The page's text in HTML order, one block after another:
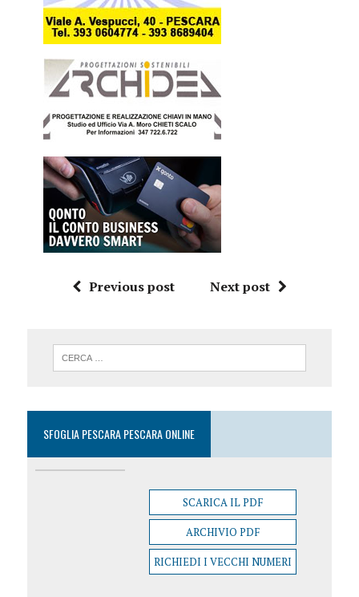
Previous post Next post
SFOGLIA PESCARA PESCARA ONLINE
SCARICA IL PDF
ARCHIVIO PDF
RICHIEDI I VECCHI NUMERI